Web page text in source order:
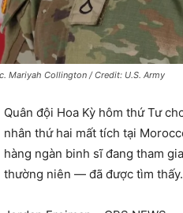
Mariyah Collington / Credit: U.S. Army
Quân đội Hoa Kỳ hôm thứ Tư
nhân thứ hai mất tích tại
hàng ngàn binh sĩ đang tham
thường niên — đã được tìm thấy.